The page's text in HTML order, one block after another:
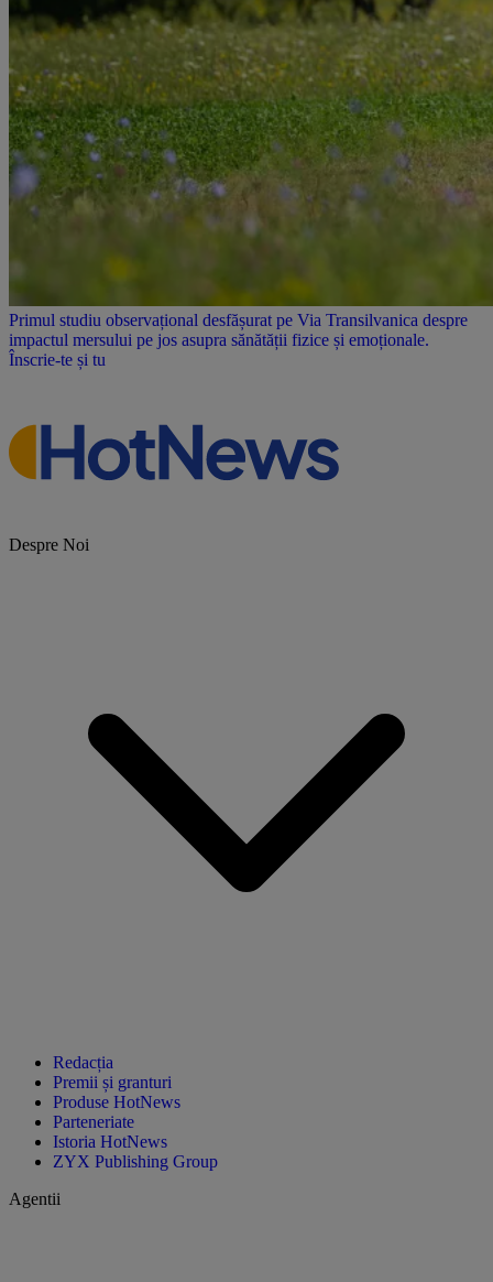
Primul studiu observațional desfășurat pe Via Transilvanica despre
impactul mersului pe jos asupra sănătății fizice și emoționale.
Înscrie-te și tu
Despre Noi
Redacția
Premii și granturi
Produse HotNews
Parteneriate
Istoria HotNews
ZYX Publishing Group
Agentii